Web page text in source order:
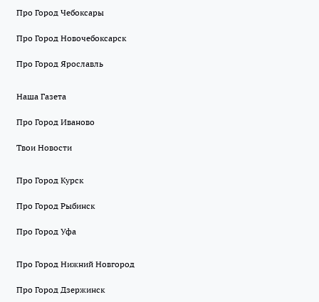
Про Город Чебоксары
Про Город Новочебоксарск
Про Город Ярославль
Наша Газета
Про Город Иваново
Твои Новости
Про Город Курск
Про Город Рыбинск
Про Город Уфа
Про Город Нижний Новгород
Про Город Дзержинск